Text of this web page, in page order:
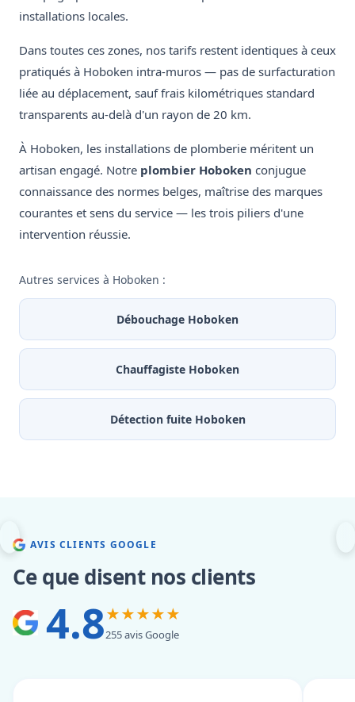
installations locales.
Dans toutes ces zones, nos tarifs restent identiques à ceux
pratiqués à Hoboken intra-muros — pas de surfacturation
liée au déplacement, sauf frais kilométriques standard
transparents au-delà d'un rayon de 20 km.
À Hoboken, les installations de plomberie méritent un
artisan engagé. Notre plombier Hoboken conjugue
connaissance des normes belges, maîtrise des marques
courantes et sens du service — les trois piliers d'une
intervention réussie.
Autres services à Hoboken :
Débouchage Hoboken
Chauffagiste Hoboken
Détection fuite Hoboken
AVIS CLIENTS GOOGLE
Ce que disent nos clients
4.8★★★★★
255 avis Google